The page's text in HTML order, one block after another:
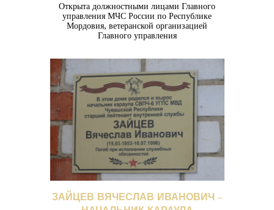
Открыта должностными лицами Главного
управления МЧС России по Республике
Мордовия, ветеранской организацией
Главного управления
ЗАЙЦЕВ ВЯЧЕСЛАВ ИВАНОВИЧ –